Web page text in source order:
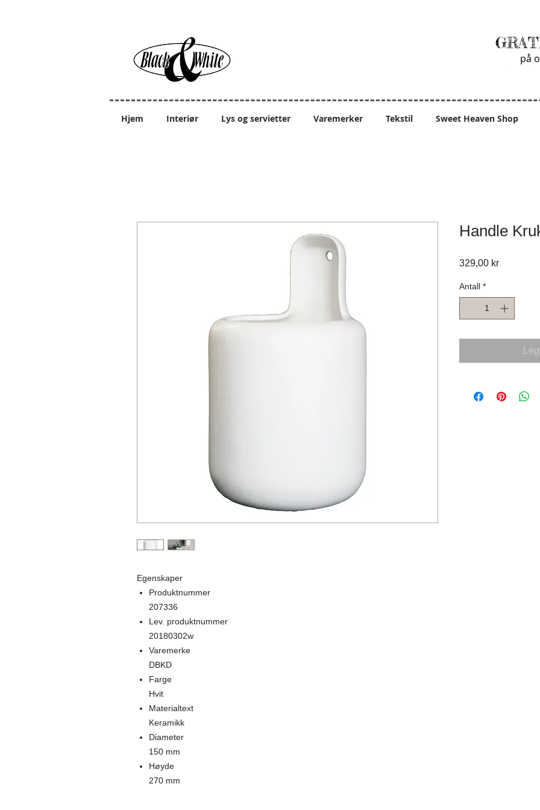
på
Hjem Interiør Lys og servietter Varemerker Tekstil Sweet Heaven Shop
Egenskaper
Produktnummer
207336
Lev. produktnummer
20180302w
Varemerke
DBKD
Farge
Hvit
Materialtext
Keramikk
Diameter
150 mm
Høyde
270 mm
Handle
329,00 krPris
Antall *